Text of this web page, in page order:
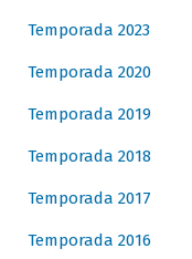
Temporada 2023
Temporada 2020
Temporada 2019
Temporada 2018
Temporada 2017
Temporada 2016